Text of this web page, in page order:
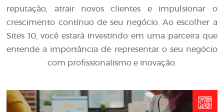
reputação, atrair novos clientes e impulsionar o
crescimento contínuo de seu negócio. Ao escolher a
Sites 10, você estará investindo em uma parceira que
entende a importância de representar o seu negócio
com profissionalismo e inovação.